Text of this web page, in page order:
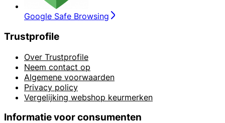
Google Safe Browsing
Trustprofile
Over Trustprofile
Neem contact op
Algemene voorwaarden
Privacy policy
Vergelijking webshop keurmerken
Informatie voor consumenten